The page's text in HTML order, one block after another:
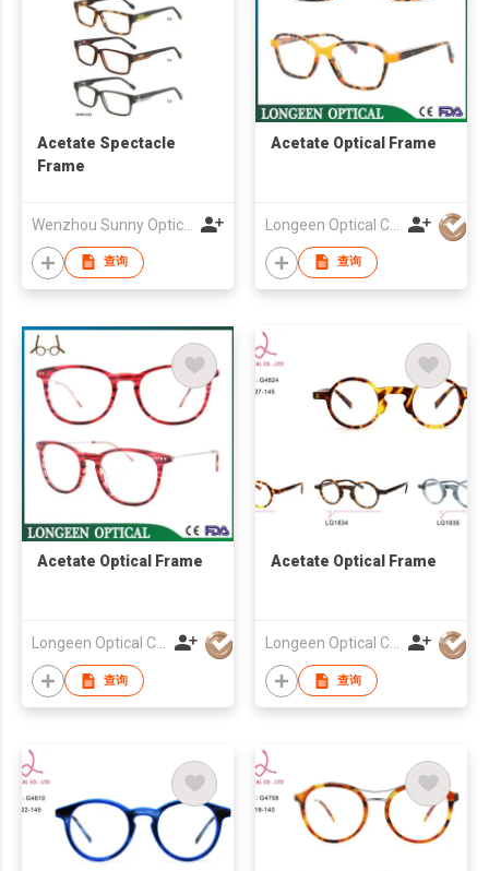
Acetate Spectacle
Frame
Wenzhou Sunny Optical Co Ltd
查询
Acetate Optical Frame
查询
Acetate Optical Frame
查询
Acetate Optical Frame
查询